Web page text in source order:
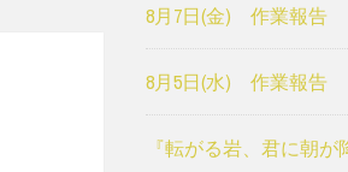
8月7日(金) 作業報告
8月5日(水) 作業報告
『転がる岩、君に朝